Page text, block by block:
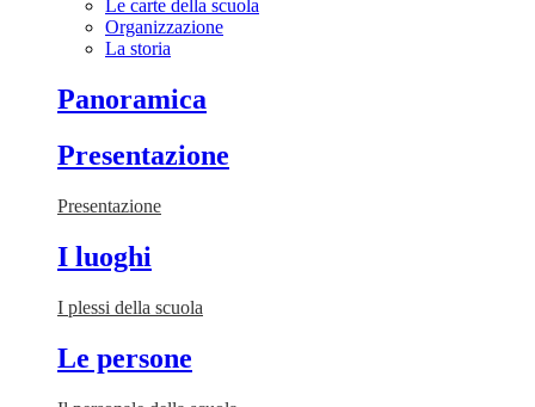
Le carte della scuola
Organizzazione
La storia
Panoramica
Presentazione
Presentazione
I luoghi
I plessi della scuola
Le persone